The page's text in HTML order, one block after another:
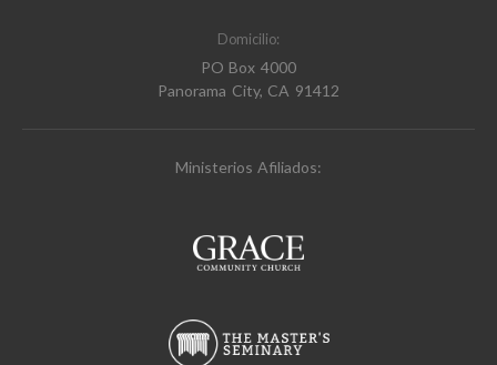
Domicilio:
PO Box 4000
Panorama City, CA 91412
Ministerios Afiliados: